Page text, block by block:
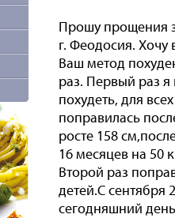
Прошу прощения
г. Феодосия. Хочу
Ваш метод
раз. Первый раз
похудеть, для
поправилась
росте 158
16 месяцев на 50
Второй раз
детей.С
сегодняшний день